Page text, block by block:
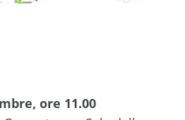
ore 11.00